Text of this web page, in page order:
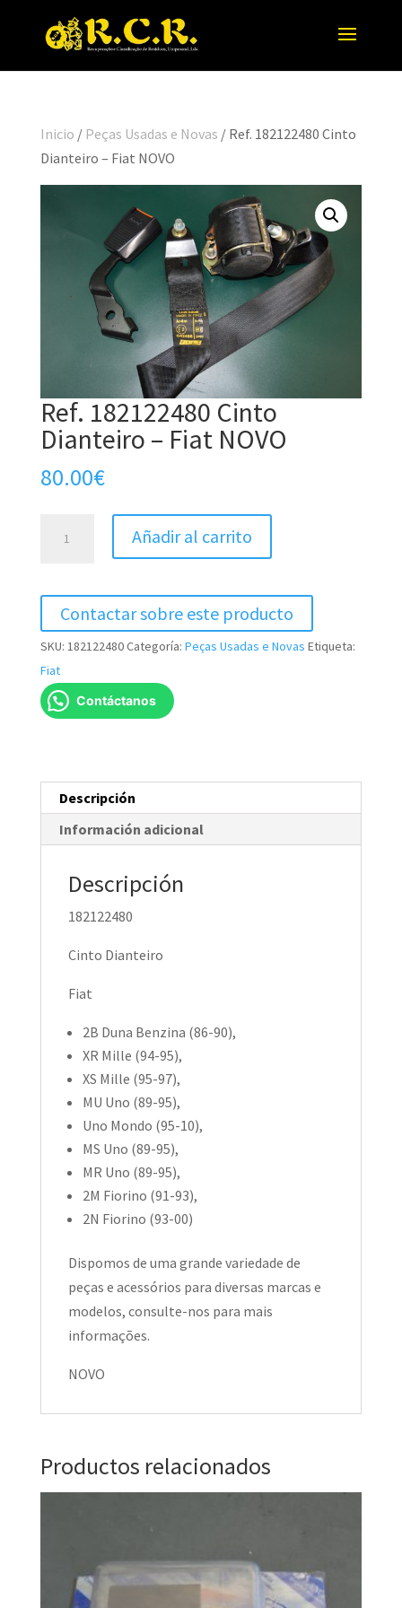
Inicio / Peças Usadas e Novas / Ref. 182122480 Cinto
Dianteiro – Fiat NOVO
Ref. 182122480 Cinto
Dianteiro – Fiat NOVO
80.00€
Dianteiro
Fiat
NOVO
cantidad
Añadir al carrito
Contactar sobre este producto
SKU: 182122480Categoría: Peças Usadas e Novas Etiqueta:
Fiat
Contáctanos
Descripción
Información adicional
Descripción
182122480
Cinto Dianteiro
Fiat
2B Duna Benzina (86-90),
XR Mille (94-95),
XS Mille (95-97),
MU Uno (89-95),
Uno Mondo (95-10),
MS Uno (89-95),
MR Uno (89-95),
2M Fiorino (91-93),
2N Fiorino (93-00)
Dispomos de uma grande variedade de
peças e acessórios para diversas marcas e
modelos, consulte-nos para mais
informações.
NOVO
Productos relacionados